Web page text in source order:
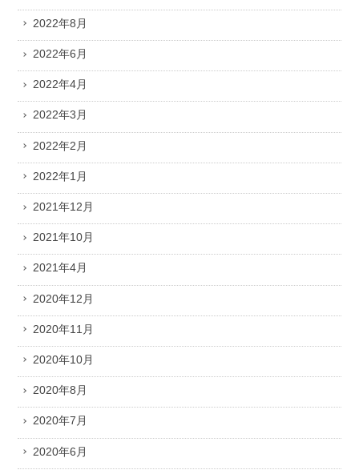
2022年8月
2022年6月
2022年4月
2022年3月
2022年2月
2022年1月
2021年12月
2021年10月
2021年4月
2020年12月
2020年11月
2020年10月
2020年8月
2020年7月
2020年6月